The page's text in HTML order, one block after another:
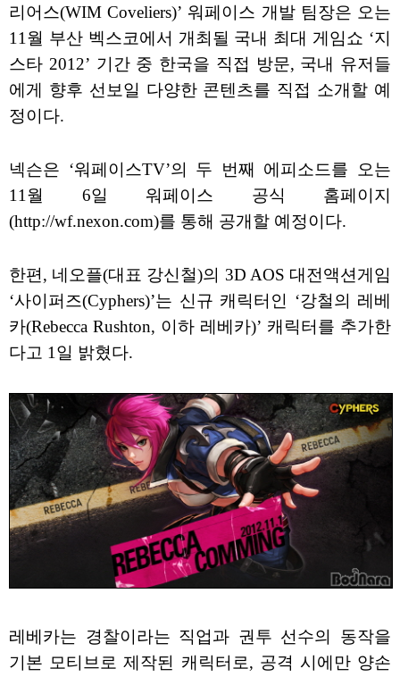
리어스(WIM Coveliers)’ 워페이스 개발 팀장은 오는
11월 부산 벡스코에서 개최될 국내 최대 게임쇼 ‘지
스타 2012’ 기간 중 한국을 직접 방문, 국내 유저들
에게 향후 선보일 다양한 콘텐츠를 직접 소개할 예
정이다.
넥슨은 ‘워페이스TV’의 두 번째 에피소드를 오는
11월 6일 워페이스 공식 홈페이지
(http://wf.nexon.com)를 통해 공개할 예정이다.
한편, 네오플(대표 강신철)의 3D AOS 대전액션게임
‘사이퍼즈(Cyphers)’는 신규 캐릭터인 ‘강철의 레베
카(Rebecca Rushton, 이하 레베카)’ 캐릭터를 추가한
다고 1일 밝혔다.
레베카는 경찰이라는 직업과 권투 선수의 동작을
기본 모티브로 제작된 캐릭터로, 공격 시에만 양손